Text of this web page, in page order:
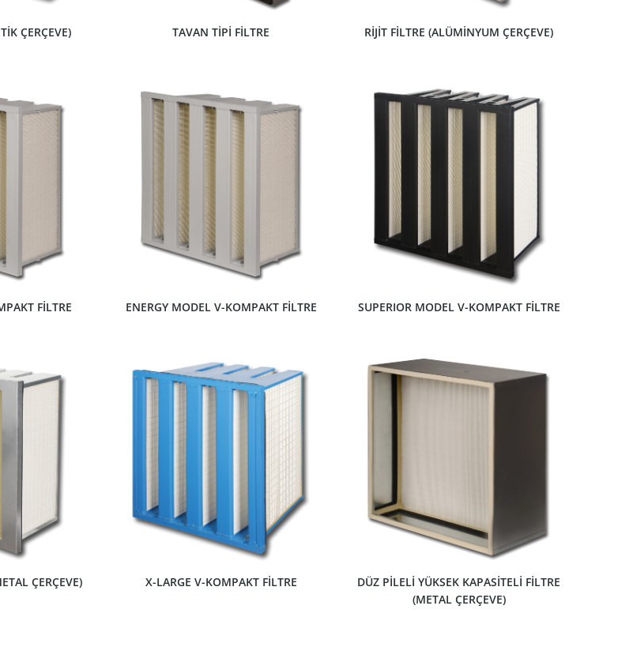
ÇERÇEVE) TAVAN TİPİ FİLTRE RİJİT FİLTRE (ALÜMİNYUM ÇERÇEVE)
FİLTRE ENERGY MODEL V-KOMPAKT FİLTRE
ÜRÜNÜ GÖSTER
SUPERIOR MODEL V-KOMPAKT FİLTRE
ÇERÇEVE) X-LARGE V-KOMPAKT FİLTRE
DÜZ PİLELİ YÜKSEK KAPASİTELİ FİLTRE
(METAL ÇERÇEVE)